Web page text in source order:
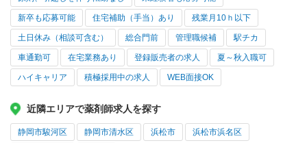
新卒も応募可能 住宅補助（手当）あり 残業月10ｈ以下
土日休み（相談可含む） 総合門前 管理職候補 駅チカ
車通勤可 在宅業務あり 登録販売者の求人 夏～秋入職可
ハイキャリア 積極採用中の求人 WEB面接OK
近隣エリアで薬剤師求人を探す
静岡市駿河区 静岡市清水区 浜松市 浜松市浜名区